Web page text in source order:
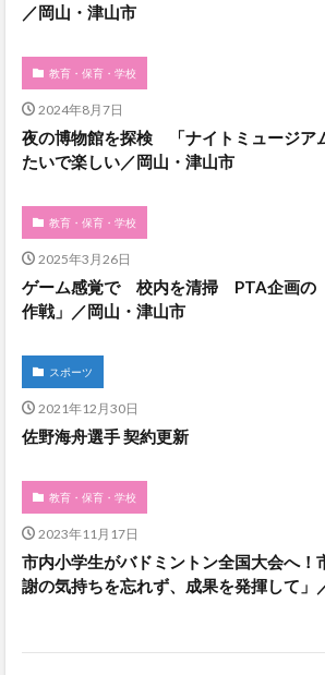
／岡山・津山市
教育・保育・学校
2024年8月7日
夜の博物館を探検 「ナイトミュージ
たいで楽しい／岡山・津山市
教育・保育・学校
2025年3月26日
ゲーム感覚で 校内を清掃 PTA企画の
作戦」／岡山・津山市
スポーツ
2021年12月30日
佐野海舟選手 契約更新
教育・保育・学校
2023年11月17日
市内小学生がバドミントン全国大会へ！
謝の気持ちを忘れず、成果を発揮して」